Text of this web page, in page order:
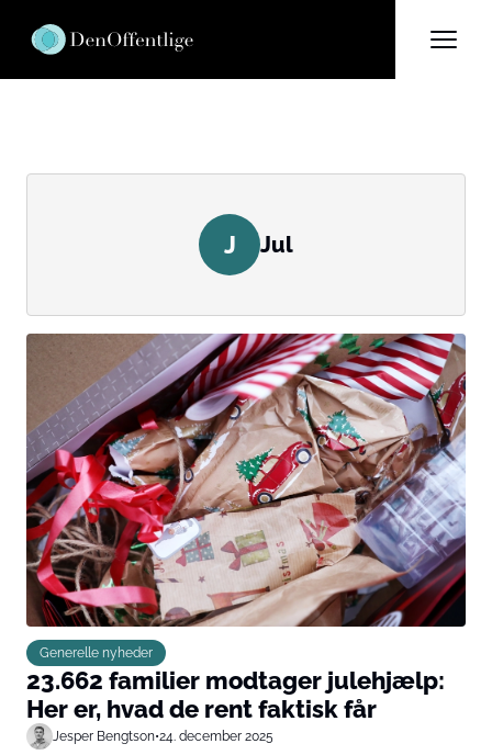
J Jul
Generelle nyheder
23.662 familier modtager julehjælp:
Her er, hvad de rent faktisk får
Jesper Bengtson•24. december 2025